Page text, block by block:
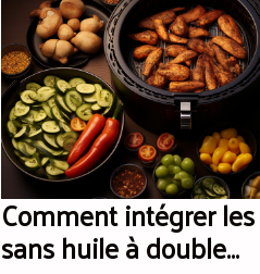
Comment intégrer
sans huile à double